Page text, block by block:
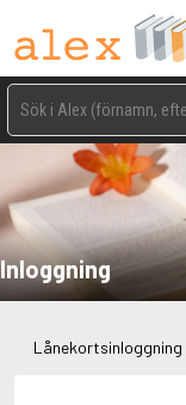
Inloggning
Lånekortsinloggning